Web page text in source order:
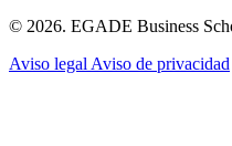
© 2026. EGADE Business
Aviso legal Aviso de privacidad